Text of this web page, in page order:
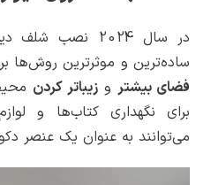
در سال 2024 نصب
ساده‌ترین و موثرترین روش‌ها
فضای بیشتر وزیباتر کردن
برای نگهداری کتاب‌ها و
می‌توانند به عنوان یک عنصر